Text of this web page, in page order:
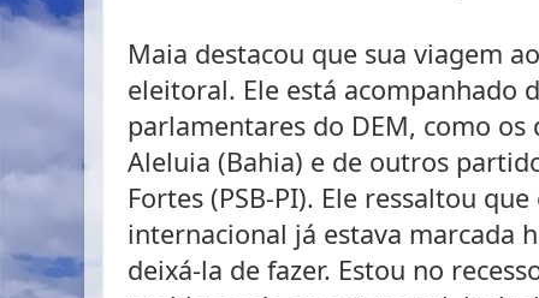
Maia destacou que sua viagem
eleitoral. Ele está acompanhado
parlamentares do DEM, como os
Aleluia (Bahia) e de outros
Fortes (PSB-PI). Ele ressaltou
internacional já estava marcada
deixá-la de fazer. Estou no